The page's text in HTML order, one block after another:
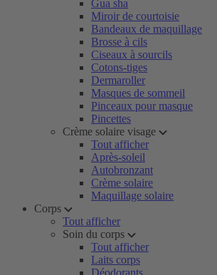
Gua sha
Miroir de courtoisie
Bandeaux de maquillage
Brosse à cils
Ciseaux à sourcils
Cotons-tiges
Dermaroller
Masques de sommeil
Pinceaux pour masque
Pincettes
Crème solaire visage
Tout afficher
Après-soleil
Autobronzant
Crème solaire
Maquillage solaire
Corps
Tout afficher
Soin du corps
Tout afficher
Laits corps
Déodorants